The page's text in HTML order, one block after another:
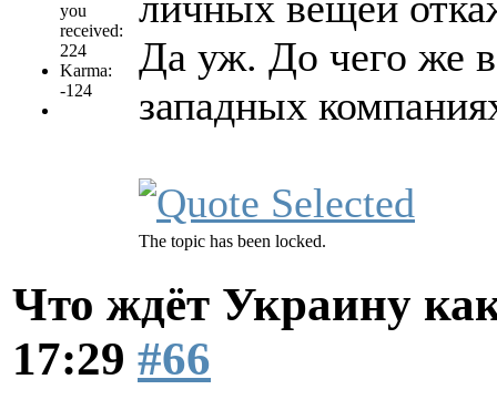
you
received:
224
Karma:
-124
Да уж. До чего же
западных
The topic has been locked.
Что ждёт Украину
17:29 #66